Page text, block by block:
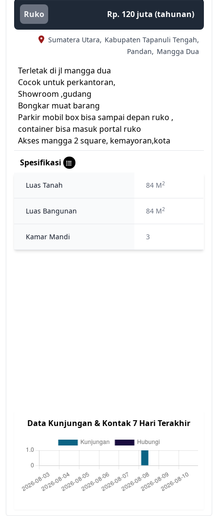
Ruko Rp. 120 juta (tahunan)
Sumatera Utara, Kabupaten Tapanuli Tengah,
Pandan, Mangga Dua
Terletak di jl mangga dua
Cocok untuk perkantoran,
Showroom ,gudang
Bongkar muat barang
Parkir mobil box bisa sampai depan ruko ,
container bisa masuk portal ruko
Akses mangga 2 square, kemayoran,kota
Spesifikasi
Luas Tanah 84 M2
Luas Bangunan 84 M2
Kamar Mandi 3
Data Kunjungan & Kontak 7 Hari Terakhir